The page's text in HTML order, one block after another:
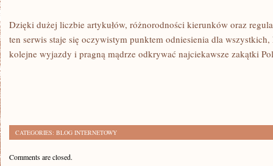
Dzięki dużej liczbie artykułów, różnorodności kierunków oraz
ten serwis staje się oczywistym punktem odniesienia dla
kolejne wyjazdy i pragną mądrze odkrywać najciekawsze zakątki
CATEGORIES: BLOG INTERNETOWY
Comments are closed.